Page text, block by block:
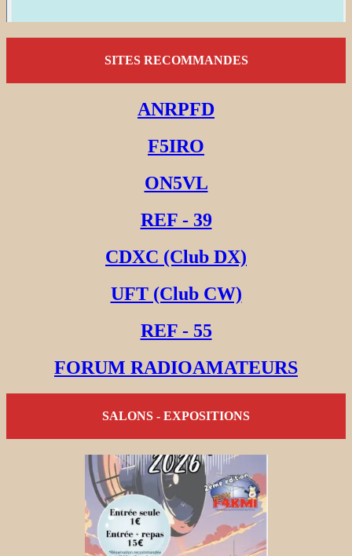
SITES RECOMMANDES
ANRPFD
F5IRO
ON5VL
REF - 39
CDXC (Club DX)
UFT (Club CW)
REF - 55
FORUM RADIOAMATEURS
SALONS - EXPOSITIONS